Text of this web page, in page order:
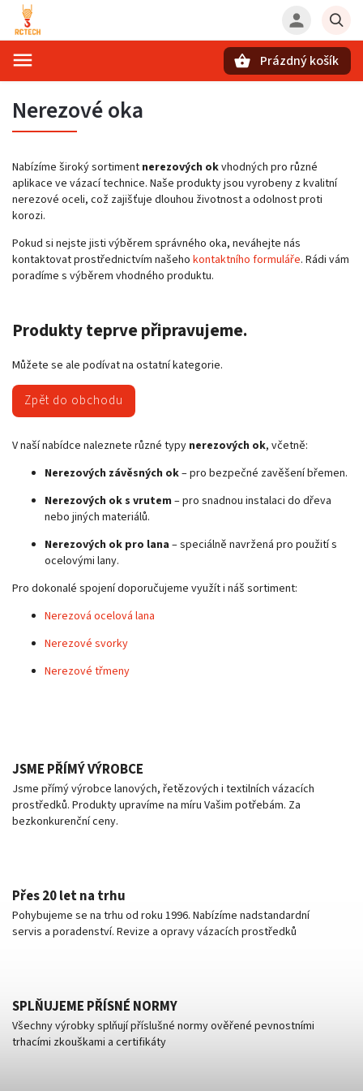
Prázdný košík
Nerezové oka
Nabízíme široký sortiment nerezových okvhodných pro různé
aplikace ve vázací technice. Naše produkty jsou vyrobeny z kvalitní
nerezové oceli, což zajišťuje dlouhou životnost a odolnost proti
korozi.
Pokud si nejste jisti výběrem správného oka, neváhejte nás
kontaktovat prostřednictvím našeho kontaktního formuláře. Rádi vám
poradíme s výběrem vhodného produktu.
Produkty teprve připravujeme.
Můžete se ale podívat na ostatní kategorie.
Zpět do obchodu
V naší nabídce naleznete různé typy nerezových ok, včetně:
Nerezových závěsných ok– pro bezpečné zavěšení břemen.
Nerezových ok s vrutem – pro snadnou instalaci do dřeva
nebo jiných materiálů.
Nerezových ok pro lana – speciálně navržená pro použití s
ocelovými lany.
Pro dokonalé spojení doporučujeme využít i náš sortiment:
Nerezová ocelová lana
Nerezové svorky
Nerezové třmeny
JSME PŘÍMÝ VÝROBCE
Jsme přímý výrobce lanových, řetězových i textilních vázacích
prostředků. Produkty upravíme na míru Vašim potřebám. Za
bezkonkurenční ceny.
Přes 20 let na trhu
Pohybujeme se na trhu od roku 1996. Nabízíme nadstandardní
servis a poradenství. Revize a opravy vázacích prostředků
SPLŇUJEME PŘÍSNÉ NORMY
Všechny výrobky splňují příslušné normy ověřené pevnostními
trhacími zkouškami a certifikáty